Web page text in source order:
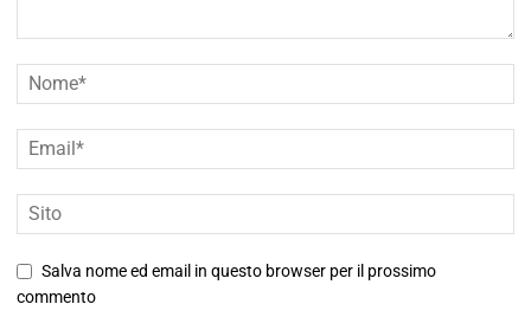
Salva nome ed email in questo browser per il prossimo
commento